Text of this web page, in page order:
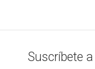
Suscríbete